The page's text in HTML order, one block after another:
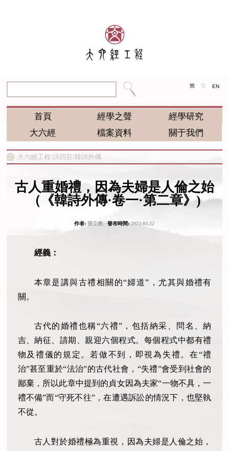
简 繁 EN
首頁 經學之聲
經學研究
大六經
檔案資料 關于我們
大六經工程/詩四百/韓詩外傳
古人重婚禮，因為夫婦是人倫之始
（《韓詩外傳·卷一·第二章》)
作者:孫立堯發布時間:2022-03-22
經義：
本章是講與古禮相關的“婦道”，尤其與婚禮有
關。
古代的婚禮也稱“六禮”，包括納采、問名、納
吉、納征、請期、親迎六個程式。每個程式中都有禮
物及禮儀的規定。若做不到，即視為失禮。在“禮
治”甚至重於“法治”的古代社會，“失禮”會受到社會的
鄙棄，所以此章中提到的貞女因為夫家“一物不具，一
禮不備”而“守死不往”，在遭遇訴訟的情況下，也堅執
不從。
古人對於婚禮極為重視，因為夫婦是人倫之始，